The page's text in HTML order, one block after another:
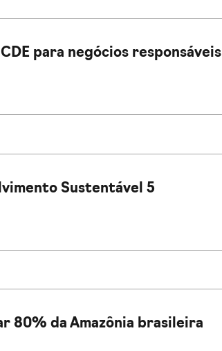
para negócios responsáveis
Sustentável 5
80% da Amazônia brasileira